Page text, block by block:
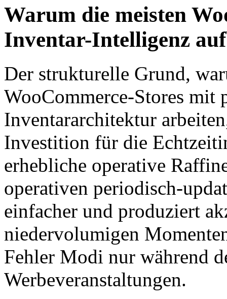
Warum die meisten
Inventar-Intelligenz
Der strukturelle Grund,
WooCommerce-Stores mit
Inventararchitektur
Investition für die
erhebliche operative
operativen periodisch-
einfacher und produziert
niedervolumigen
Fehler Modi nur während
Werbeveranstaltungen.